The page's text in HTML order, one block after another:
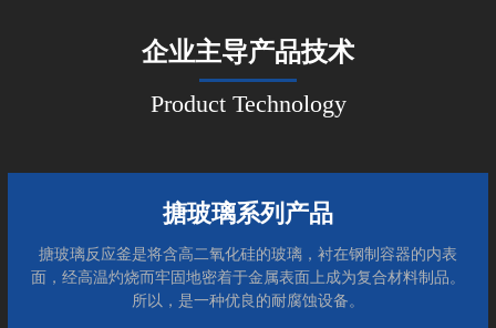
企业主导产品技术
Product Technology
搪玻璃系列产品
搪玻璃反应釜是将含高二氧化硅的玻璃，衬在钢制容器的内表
面，经高温灼烧而牢固地密着于金属表面上成为复合材料制品。
所以，是一种优良的耐腐蚀设备。